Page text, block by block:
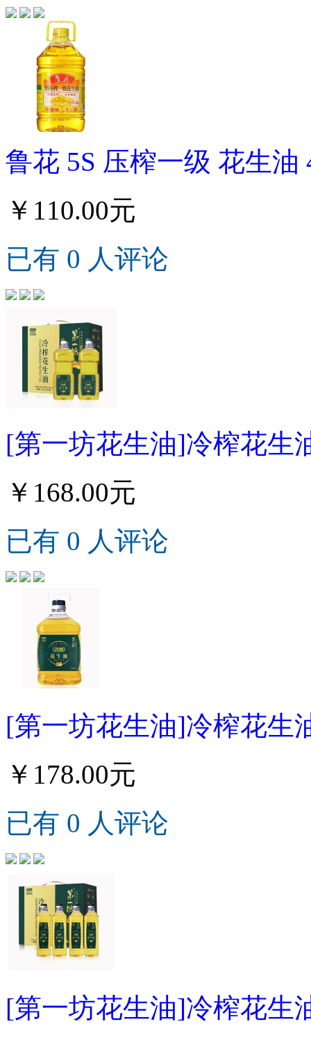
鲁花 5S 压榨一级 花生油
￥110.00元
已有 0 人评论
[第一坊花生油]冷榨花生
￥168.00元
已有 0 人评论
[第一坊花生油]冷榨花生
￥178.00元
已有 0 人评论
[第一坊花生油]冷榨花生